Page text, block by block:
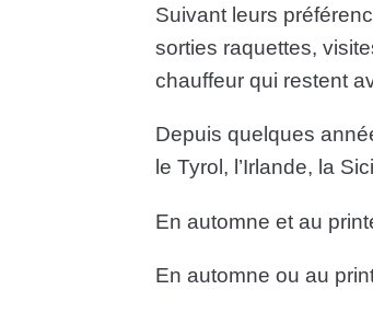
Suivant leurs
sorties raquettes,
chauffeur qui restent
Depuis quelques
le Tyrol, l’Irlande, la
En automne et au
En automne ou au